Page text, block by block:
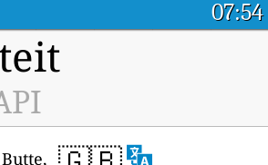
07:54